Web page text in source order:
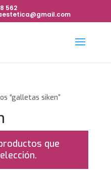
562
“galletas siken”
que